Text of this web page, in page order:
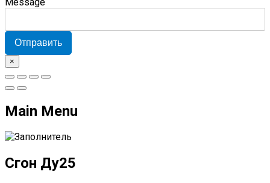
Отправить
×
Main Menu
Сгон Ду25